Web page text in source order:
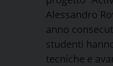
Alessandro
anno
studenti
tecniche e